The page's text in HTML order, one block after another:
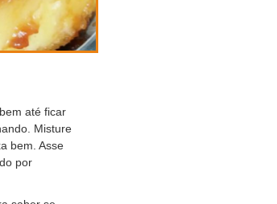
até ficar
Misture
bem. Asse
por